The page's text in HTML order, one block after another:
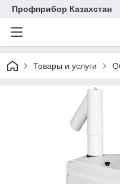
Профприбор Казахстан
Товары и услуги